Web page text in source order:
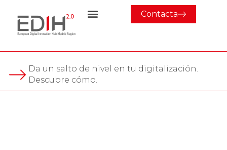
Contacta
Da un salto de nivel en tu digitalización.
Descubre cómo.